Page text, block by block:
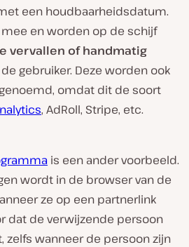
een houdbaarheidsdatum.
mee en worden op de schijf
vervallen of handmatig
gebruiker. Deze worden ook
genoemd, omdat dit de soort
, AdRoll, Stripe, etc.
is een ander voorbeeld.
wordt in de browser van de
ze op een partnerlink
dat de verwijzende persoon
zelfs wanneer de persoon zijn